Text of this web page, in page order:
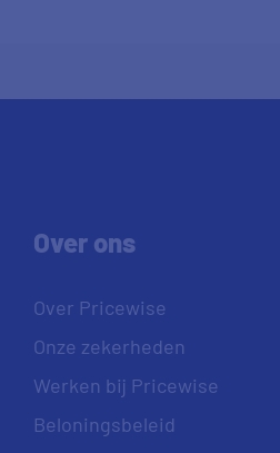
Over ons
Over Pricewise
Onze zekerheden
Werken bij Pricewise
Beloningsbeleid